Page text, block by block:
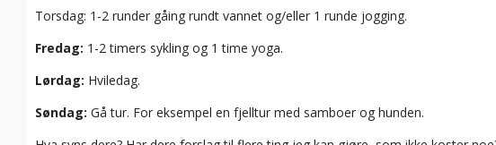
Torsdag: 1-2 runder gåing rundt vannet og/eller 1 runde jogging.
Fredag: 1-2 timers sykling og 1 time yoga.
Lørdag: Hviledag.
Søndag: Gå tur. For eksempel en fjelltur med samboer og hunden.